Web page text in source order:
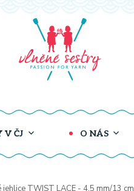
V ČJ O NÁS
jehlice TWIST LACE - 4,5 mm/13 cm